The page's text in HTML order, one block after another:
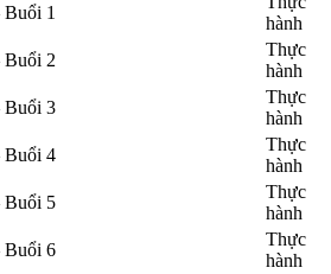
1
hành
Buổi 2
Thực
hành
Buổi 3
Thực
hành
Buổi 4
Thực
hành
Buổi 5
Thực
hành
Buổi 6
Thực
hành